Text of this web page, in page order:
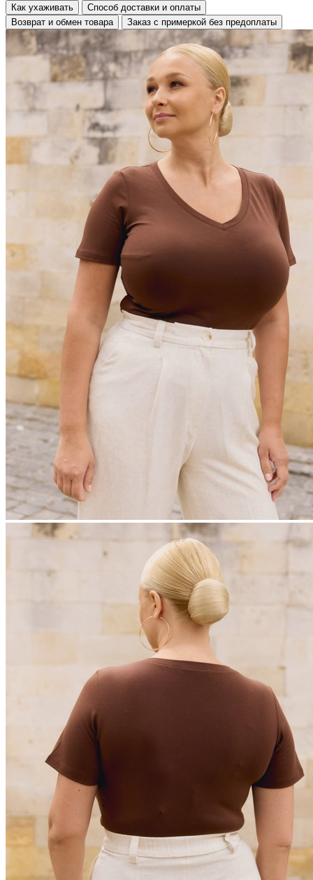
Как ухаживать
Способ доставки и оплаты
Возврат и обмен товара
Заказ с примеркой без предоплаты